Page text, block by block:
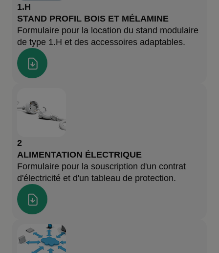
1.H
STAND PROFIL BOIS ET MÉLAMINE
Formulaire pour la location du stand modulaire
de type 1.H et des accessoires adaptables.
2
ALIMENTATION ÉLECTRIQUE
Formulaire pour la souscription d'un contrat
d'électricité et d'un tableau de protection.